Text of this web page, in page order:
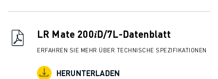
NACHHALTIGKEIT
KARRIERE
JETZT BEWERBEN » KARRIEREPORTAL
LR Mate 200𝑖D/7L-Datenblatt
ERFAHREN SIE MEHR ÜBER TECHNISCHE SPEZIFIKATIONEN
HERUNTERLADEN